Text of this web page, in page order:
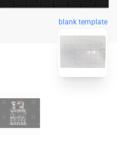
blank template